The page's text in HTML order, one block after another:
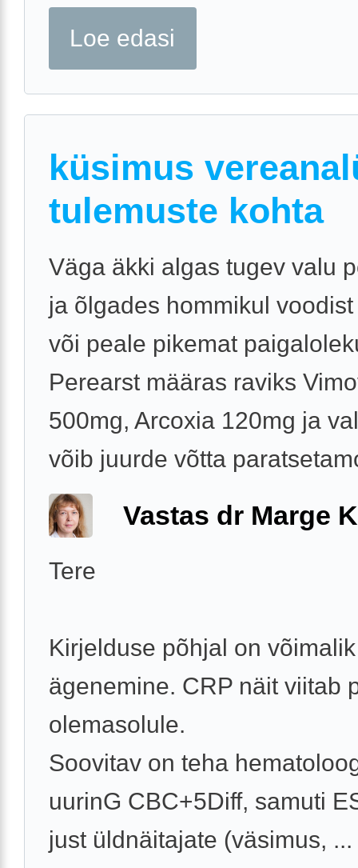
Loe edasi
küsimus
tulemuste kohta
Väga äkki algas tugev valu
ja õlgades hommikul
või peale pikemat
Perearst määras raviks
500mg, Arcoxia 120mg ja
võib juurde võtta
Vastas dr Marge
Tere
Kirjelduse põhjal on
ägenemine. CRP näit viitab
olemasolule.
Soovitav on teha
uurinG CBC+5Diff, samuti
just üldnäitajate (väsimus, ...